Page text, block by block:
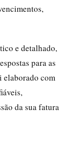
e detalhado,
para as
elaborado com
da sua fatura